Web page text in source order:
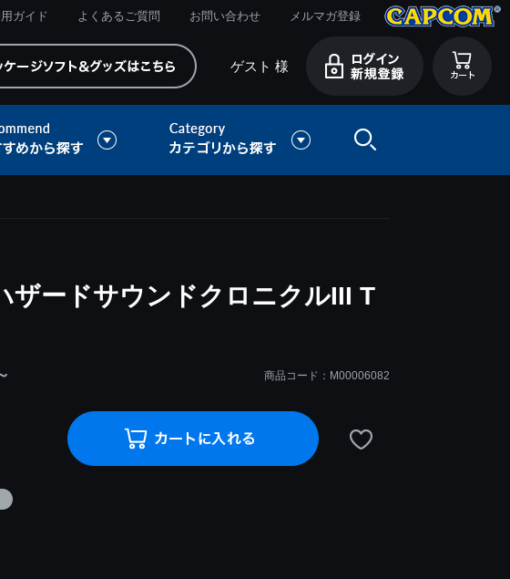
ガイド よくあるご質問 お問い合わせ メルマガ登録
ゲスト 様
ザードサウンドクロニクルIII T
商品コード：M00006082